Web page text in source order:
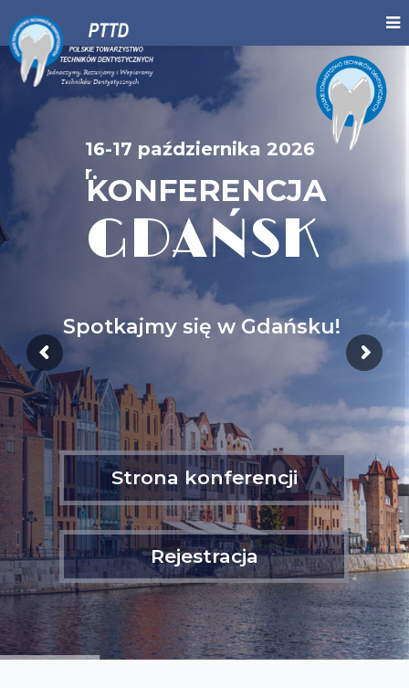
KONFERENCJA
GDAŃSK
16-17 października 2026
r.
Spotkajmy się w Gdańsku!
Strona konferencji
Rejestracja